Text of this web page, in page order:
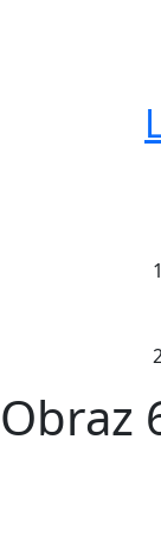
Obraz